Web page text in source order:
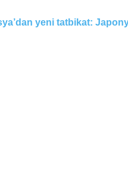
yeni tatbikat: